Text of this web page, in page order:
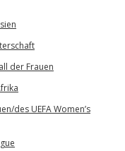
der Frauen
des UEFA Women’s